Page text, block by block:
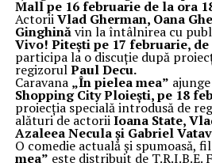
Mall pe 16 februarie de la ora
ActoriiVlad Gherman, Oana
Ginghinăvin la întâlnirea cu
Vivo! Pitești pe 17 februarie, de
participa la o discuție după
regizorulPaul Decu.
Caravana „În pielea mea”
Shopping City Ploiești, pe 18
proiecția specială introdusă de
alături de actoriiIoana State,
Azaleea Necula și Gabriel
O comedie actuală și spumoasă,
mea” este distribuit de T.R.I.B.E.